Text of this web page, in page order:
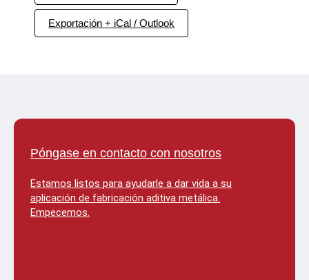
Exportación + iCal / Outlook
Póngase en contacto con nosotros
Estamos listos para ayudarle a dar vida a su
aplicación de fabricación aditiva metálica.
Empecemos.